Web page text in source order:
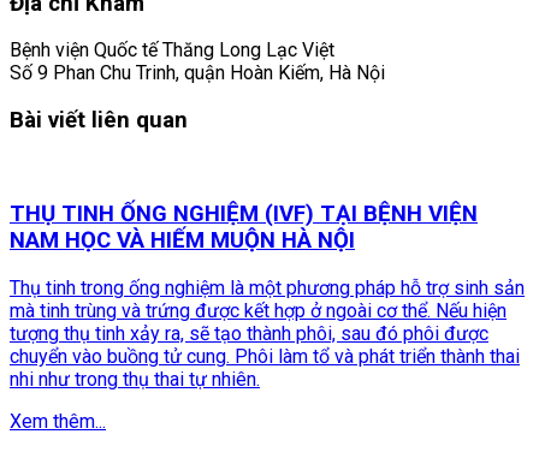
Bệnh viện Quốc tế Thăng Long Lạc Việt
Số 9 Phan Chu Trinh, quận Hoàn Kiếm, Hà Nội
Bài viết liên quan
THỤ TINH ỐNG NGHIỆM (IVF) TẠI BỆNH VIỆN
NAM HỌC VÀ HIẾM MUỘN HÀ NỘI
Thụ tinh trong ống nghiệm là một phương pháp hỗ trợ sinh sản
mà tinh trùng và trứng được kết hợp ở ngoài cơ thể. Nếu hiện
tượng thụ tinh xảy ra, sẽ tạo thành phôi, sau đó phôi được
chuyển vào buồng tử cung. Phôi làm tổ và phát triển thành thai
nhi như trong thụ thai tự nhiên.
Xem thêm...